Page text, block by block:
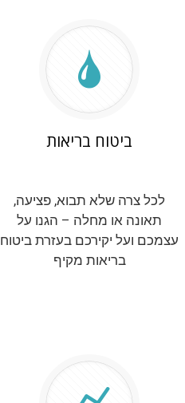
ביטוח בריאות
לכל צרה שלא תבוא, פציעה,
תאונה או מחלה – הגנו על
עצמכם ועל יקירכם בעזרת ביטוח
בריאות מקיף